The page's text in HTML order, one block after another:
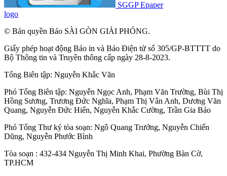
SGGP Epaper
logo
© Bản quyền Báo SÀI GÒN GIẢI PHÓNG.
Giấy phép hoạt động Báo in và Báo Điện tử số 305/GP-BTTTT do
Bộ Thông tin và Truyền thông cấp ngày 28-8-2023.
Tổng Biên tập: Nguyễn Khắc Văn
Phó Tổng Biên tập: Nguyễn Ngọc Anh, Phạm Văn Trường, Bùi Thị
Hồng Sương, Trương Đức Nghĩa, Phạm Thị Vân Anh, Dương Văn
Quang, Nguyễn Đức Hiển, Nguyễn Khắc Cường, Trần Gia Bảo
Phó Tổng Thư ký tòa soạn: Ngô Quang Trưởng, Nguyễn Chiến
Dũng, Nguyễn Phước Bình
Tòa soạn : 432-434 Nguyễn Thị Minh Khai, Phường Bàn Cờ,
TP.HCM